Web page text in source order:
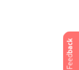
Feed
back